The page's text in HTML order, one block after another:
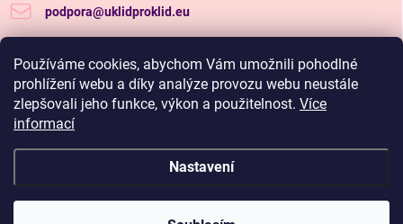
Používáme cookies, abychom Vám umožnili pohodlné
prohlížení webu a díky analýze provozu webu neustále
zlepšovali jeho funkce, výkon a použitelnost. Více
informací
Nastavení
Hadříkománie, čím víc nakoupíš, tím větší slevu budeš
podpora@uklidproklid.eu
Další tipy a triky, jak na úklid pro klid
uklidproklid/
Copyright 2026Úklid pro klid. Všechna práva vyhrazena.Upravit nastavení
cookies